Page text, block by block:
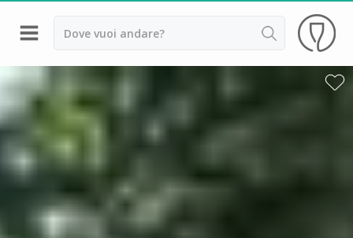
Indietro
Cantine da visitare e degustazioni vini Alsazia
Cantine da visitare e degustazioni vini Beaujolais
Cantine da visitare e degustazioni vini Bordeaux
Cantine da visitare e degustazioni vini Borgogna
Cantine da visitare e degustazioni vini
Champagne